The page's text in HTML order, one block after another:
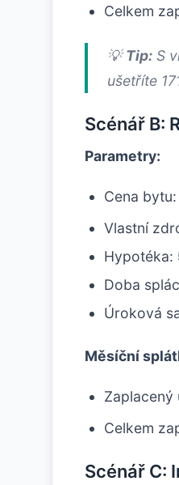
Celkem
💡Tip: S
ušetříte
Scénář B:
Parametry:
Cena bytu:
Vlastní
Hypotéka:
Doba
Úroková
Měsíční
Zaplacený
Celkem
Scénář C: